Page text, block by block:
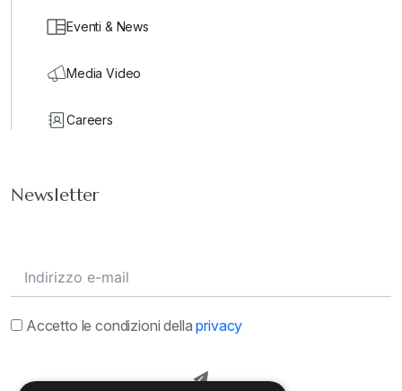
Eventi & News
Media Video
Careers
Newsletter
Accetto le condizioni dellaprivacy